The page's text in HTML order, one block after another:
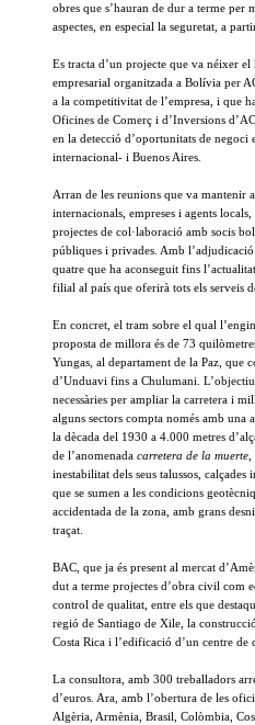
obres que s’hauran de dur a terme per
aspectes, en especial la seguretat, a
Es tracta d’un projecte que va néixer
empresarial organitzada a Bolívia per
a la competitivitat de l’empresa, i que
Oficines de Comerç i d’Inversions
en la detecció d’oportunitats de
internacional- i Buenos Aires.
Arran de les reunions que va mantenir
internacionals, empreses i agents
projectes de col·laboració amb socis
públiques i privades. Amb
quatre que ha aconseguit fins
filial al país que oferirà tots els serveis
En concret, el tram sobre el qual
proposta de millora és de 73
Yungas, al departament de la Paz, que
d’Unduavi fins a Chulumani.
necessàries per ampliar la carretera i
alguns sectors compta només amb una
la dècada del 1930 a 4.000 metres
de l’anomenada carretera de la muerte
inestabilitat dels seus talussos,
que se sumen a les condicions
accidentada de la zona, amb grans
traçat.
BAC, que ja és present al mercat
dut a terme projectes d’obra civil com
control de qualitat, entre els que
regió de Santiago de Xile, la
Costa Rica i l’edificació d’un centre de
La consultora, amb 300 treballadors
d’euros. Ara, amb l’obertura de les
Algèria, Armènia, Brasil, Colòmbia,